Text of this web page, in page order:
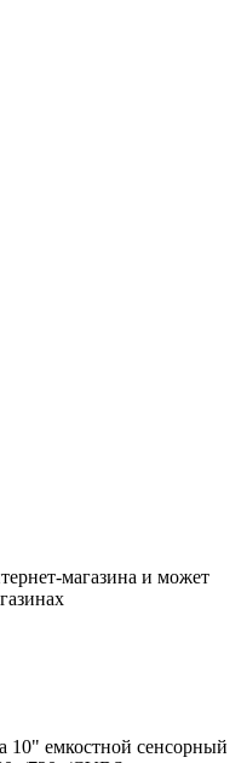
магазина и может
10" емкостной сенсорный